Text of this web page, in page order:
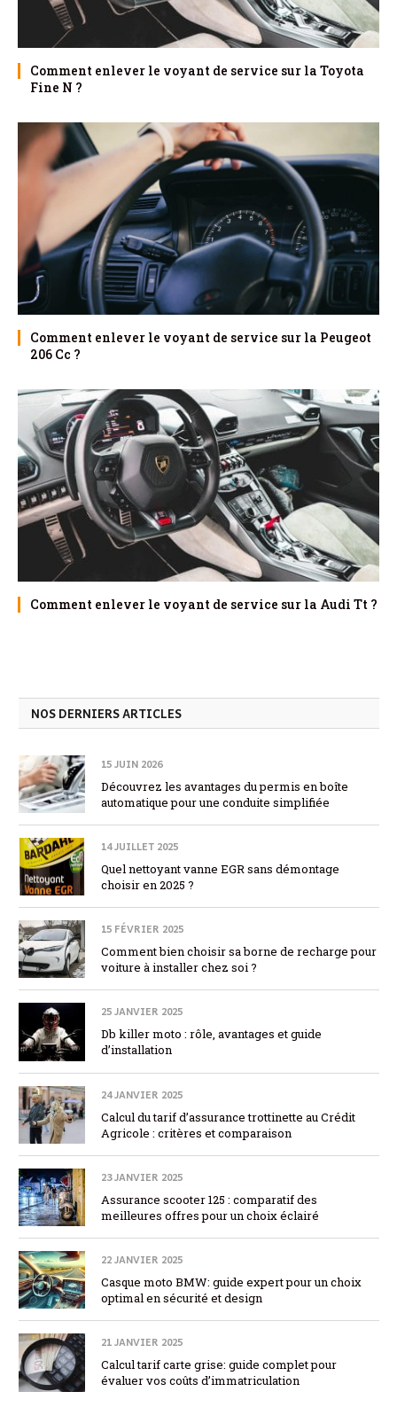
Comment enlever le voyant de service sur la Toyota
Fine N ?
Comment enlever le voyant de service sur la Peugeot
206 Cc ?
Comment enlever le voyant de service sur la Audi Tt ?
NOS DERNIERS ARTICLES
15 JUIN 2026
Découvrez les avantages du permis en boîte
automatique pour une conduite simplifiée
14 JUILLET 2025
Quel nettoyant vanne EGR sans démontage
choisir en 2025 ?
15 FÉVRIER 2025
Comment bien choisir sa borne de recharge pour
voiture à installer chez soi ?
25 JANVIER 2025
Db killer moto : rôle, avantages et guide
d’installation
24 JANVIER 2025
Calcul du tarif d’assurance trottinette au Crédit
Agricole : critères et comparaison
23 JANVIER 2025
Assurance scooter 125 : comparatif des
meilleures offres pour un choix éclairé
22 JANVIER 2025
Casque moto BMW: guide expert pour un choix
optimal en sécurité et design
21 JANVIER 2025
Calcul tarif carte grise: guide complet pour
évaluer vos coûts d’immatriculation